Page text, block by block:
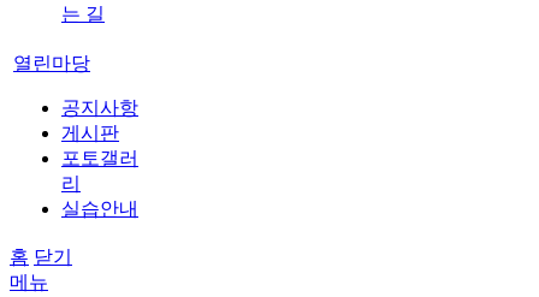
는 길
열린마당
공지사항
게시판
포토갤러
리
실습안내
홈 닫기
메뉴